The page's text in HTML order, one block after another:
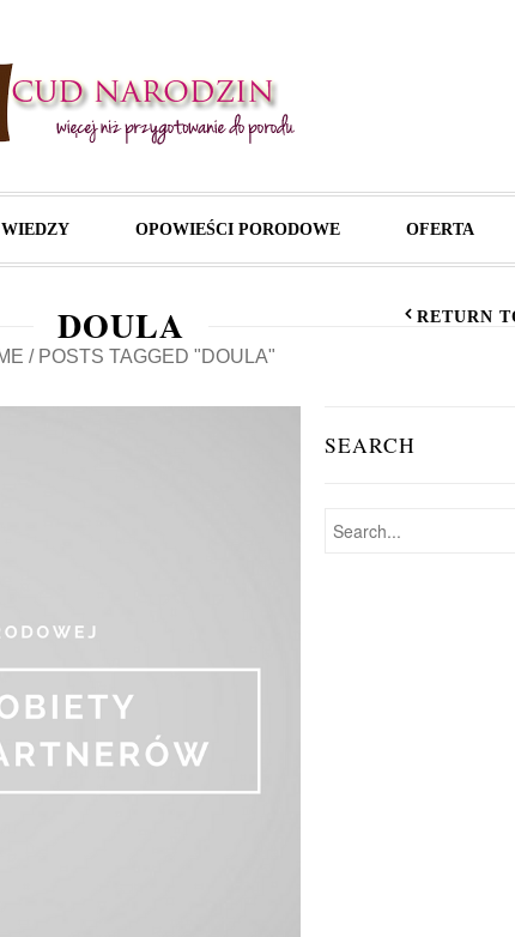
OPOWIEŚCI PORODOWE OFERTA
DOULA
/ POSTS TAGGED "DOULA"
RETURN
SEARCH